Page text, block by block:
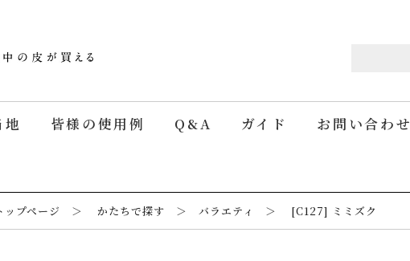
皆様の使用例 Q&A ガイド お問い合わせ
ップページ ＞ かたちで探す ＞ バラエティ ＞ [C127] ミミズク